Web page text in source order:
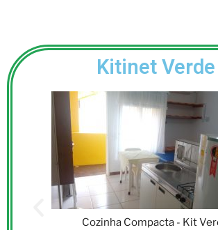
Kitinet Verde
Cozinha Compacta - Kit